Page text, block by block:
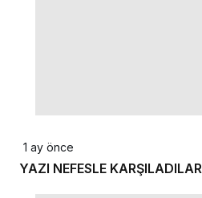
1 ay önce
YAZI NEFESLE KARŞILADILAR